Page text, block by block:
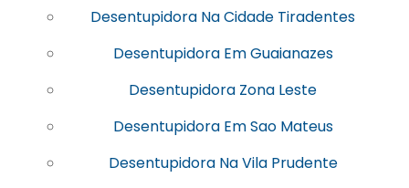
Desentupidora Na Cidade Tiradentes
Desentupidora Em Guaianazes
Desentupidora Zona Leste
Desentupidora Em Sao Mateus
Desentupidora Na Vila Prudente